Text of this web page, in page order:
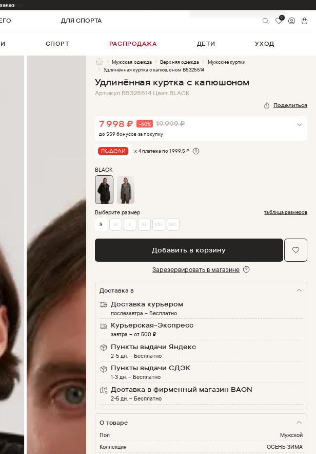
ДЛЯ СПОРТА 0
СПОРТ РАСПРОДАЖА ДЕТИ УХОД
19 999 ₽
Мужская одежда Верхняя одежда
Мужские куртки
Удлинённая куртка с капюшоном B5325514
Удлинённая куртка с капюшоном
Артикул B5325514 Цвет BLACK
Поделиться
7 998 ₽ -60% 19 999 ₽
до559бонусов за покупку
х 4 платежа по1 999.5 ₽
BLACK
Выберите размер
таблица размеров
S
M L XL XXL 3XL
Добавить в корзину
Зарезервировать в магазине
Доставка в
Доставка курьером
послезавтра – Бесплатно
Курьерская-Экспресс
завтра – от 500 ₽
Пункты выдачи Яндекс
2-5 дн. – Бесплатно
Пункты выдачи СДЭК
1-3 дн.– Бесплатно
Доставка в фирменный магазин BAON
2-5 дн.– Бесплатно
О товаре
Пол
Мужской
Коллекция
ОСЕНЬ-ЗИМА